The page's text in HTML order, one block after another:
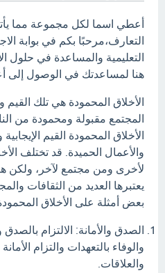
أعطي اسما لكل مجموعة مما
التعارف،مرحبًا بكم في بوابة
التعليمية والمساعدة في حلول
هنا لمساعدتك في الوصول إلى
الأخلاق المحمودة هي تلك القيم
المجتمع مقبولة ومحمودة من
الأخلاق المحمودة القيم
والأعمال الحميدة. قد تختلف
لأخرى ومن مجتمع لآخر، ولكن
يعتبرها العديد من الثقافات
بعض أمثلة على الأخلاق
الصدق والأمانة: الالتزام
والوفاء بالتعهدات والتزام
والعلاقات.